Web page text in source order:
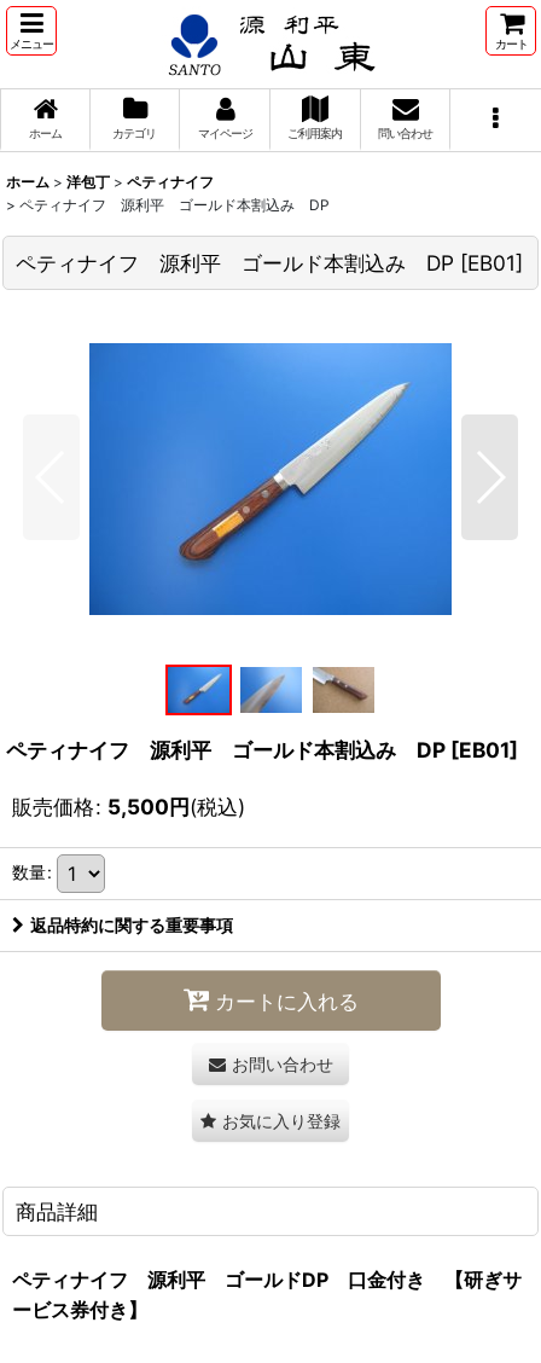
メニュー カート
ホーム カテゴリ マイページ ご利用案内 問い合わせ
ホーム > 洋包丁 > ペティナイフ
> ペティナイフ 源利平 ゴールド本割込み DP
ペティナイフ 源利平 ゴールド本割込み DP [EB01]
ペティナイフ 源利平 ゴールド本割込み DP [EB01]
販売価格: 5,500円(税込)
数量:
返品特約に関する重要事項
カートに入れる
お問い合わせ
お気に入り登録
商品詳細
ペティナイフ 源利平 ゴールドDP 口金付き 【研ぎサ
ービス券付き】